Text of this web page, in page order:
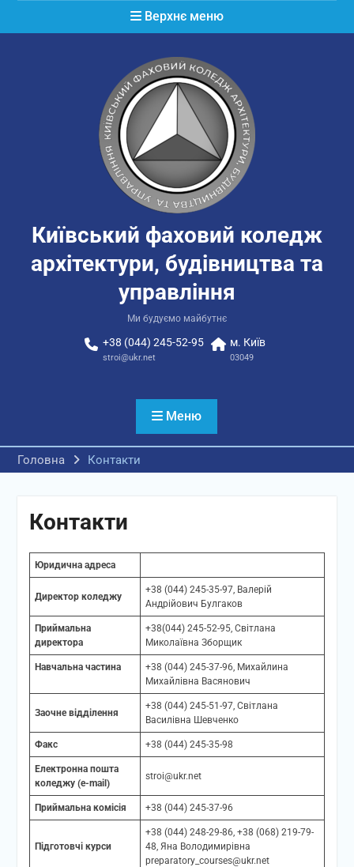
Верхнє меню
Київський фаховий коледж
архітектури, будівництва та
управління
Ми будуємо майбутнє
+38 (044) 245-52-95
stroi@ukr.net
м. Київ
03049
Меню
Головна Контакти
Контакти
Юридична адреса
Директор коледжу
+38 (044) 245-35-97, Валерій
Андрійович Булгаков
Приймальна
директора
+38(044) 245-52-95, Світлана
Миколаївна Зборщик
Навчальна частина
+38 (044) 245-37-96, Михайлина
Михайлівна Васянович
Заочне відділення
+38 (044) 245-51-97, Світлана
Василівна Шевченко
Факс +38 (044) 245-35-98
Електронна пошта
коледжу (e-mail)
stroi@ukr.net
Приймальна комісія +38 (044) 245-37-96
Підготовчі курси
+38 (044) 248-29-86, +38 (068) 219-79-
48, Яна Володимирівна
preparatory_courses@ukr.net